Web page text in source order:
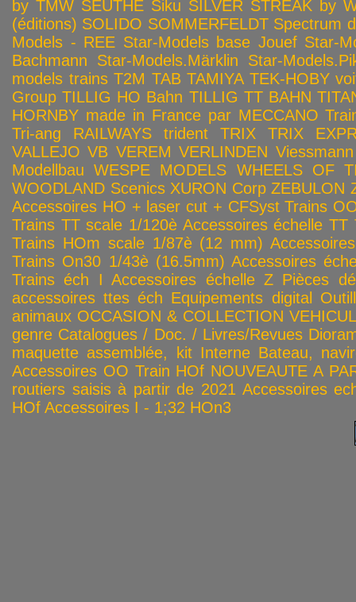
by TMW SEUTHE Siku SILVER STREAK by
(éditions) SOLIDO SOMMERFELDT Spectrum
Models - REE Star-Models base Jouef Star-
Bachmann
Star-Models.Märklin
Star-
models trains T2M TAB TAMIYA TEK-HOBY
Group TILLIG HO Bahn TILLIG TT BAHN
HORNBY made in France par MECCANO
Tri-ang RAILWAYS
trident TRIX
TRIX
VALLEJO VB VEREM VERLINDEN Viessmann
Modellbau WESPE MODELS WHEELS OF
WOODLAND Scenics XURON Corp ZEBULON
Accessoires HO + laser cut + CFSyst Trains
Trains TT scale 1/120è Accessoires échelle TT
Trains HOm scale 1/87è (12 mm)
Trains On30 1/43è (16.5mm) Accessoires
Trains éch I Accessoires échelle Z Pièces
accessoires ttes éch Equipements digital
animaux OCCASION & COLLECTION
genre Catalogues / Doc. / Livres/Revues
maquette assemblée, kit Interne Bateau,
Accessoires OO Train HOf NOUVEAUTE A
routiers saisis à partir de 2021 Accessoires
HOf Accessoires I - 1;32 HOn3